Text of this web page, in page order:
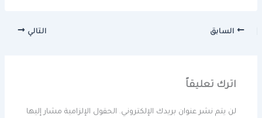
السابق التالي
اترك تعليقاً
لن يتم نشر عنوان بريدك الإلكتروني. الحقول الإلزامية مشار إليها